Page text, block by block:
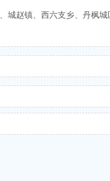
城赵镇、西六支乡、丹枫